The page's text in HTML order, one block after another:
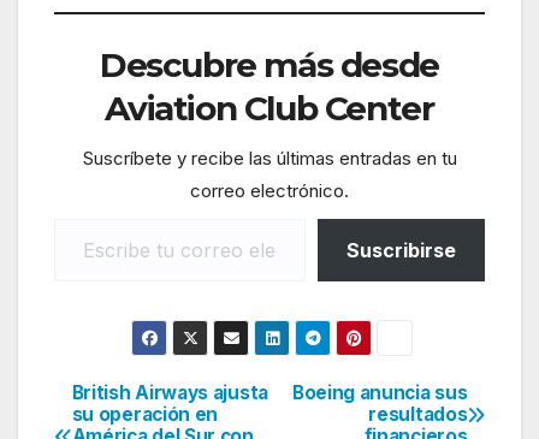
Descubre más desde
Aviation Club Center
Suscríbete y recibe las últimas entradas en tu
correo electrónico.
Suscribirse
Navegación
Boeing anuncia sus
resultados
British Airways ajusta
su operación en